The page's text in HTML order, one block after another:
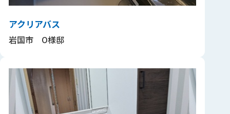
アクリアバス
岩国市 O様邸